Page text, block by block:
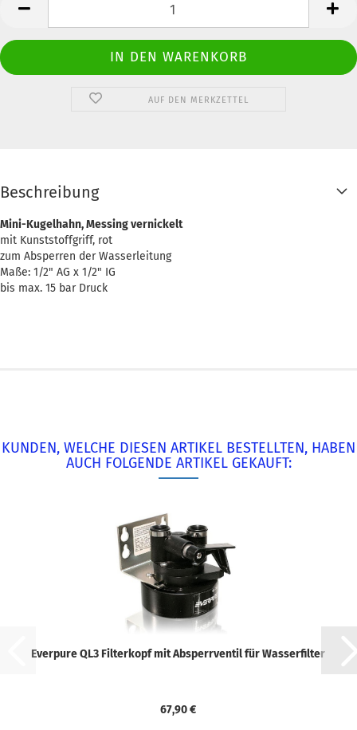
AUF DEN MERKZETTEL
Beschreibung
Mini-Kugelhahn, Messing vernickelt
mit Kunststoffgriff, rot
zum Absperren der Wasserleitung
Maße: 1/2" AG x 1/2" IG
bis max. 15 bar Druck
KUNDEN, WELCHE DIESEN ARTIKEL BESTELLTEN, HABEN
AUCH FOLGENDE ARTIKEL GEKAUFT:
Everpure QL3 Filterkopf mit Absperrventil für Wasserfilter
67,90 €